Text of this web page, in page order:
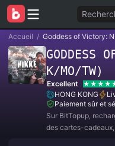
Accueil / Goddess of Victory:
GODDESS
K/MO/TW)
Excellent
HONG KONG
Paiement sûr et
Sur BitTopup,
des cartes-